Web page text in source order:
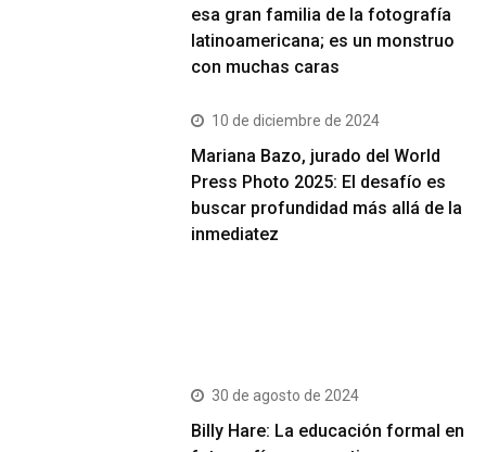
esa gran familia de la fotografía
latinoamericana; es un monstruo
con muchas caras
10 de diciembre de 2024
Mariana Bazo, jurado del World
Press Photo 2025: El desafío es
buscar profundidad más allá de la
inmediatez
30 de agosto de 2024
Billy Hare: La educación formal en